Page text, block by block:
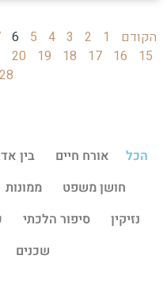
הקודם 1
2
3
4
5
6
15
16
17
18
19
20
28
הכל אורח חיים בין
חושן משפט
ממונות
נזיקין
סיפור הלכתי
שכנים